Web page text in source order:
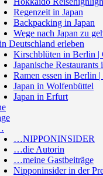
Regenzeit in Japan
Backpacking in Japan
Wege nach Japan zu
Deutschland erleben
Kirschblüten in Berlin |
Japanische
Ramen essen in Berlin
Japan in Wolfenbüttel
Japan in Erfurt
…NIPPONINSIDER
…die Autorin
…meine Gastbeiträge
Nipponinsider in der